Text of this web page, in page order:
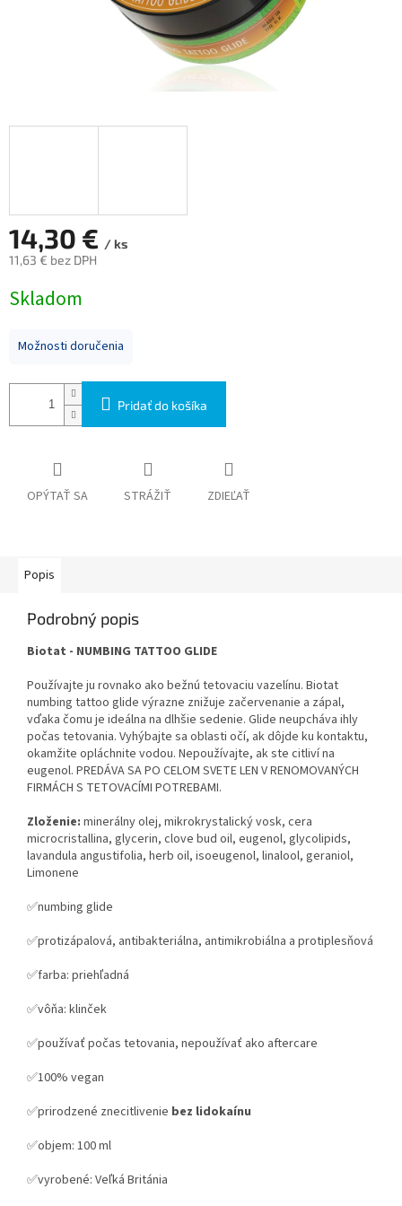
14,30 € / ks
11,63 € bez DPH
cena:
Skladom
Možnosti doručenia
Pridať do košíka
OPÝTAŤ SA STRÁŽIŤ ZDIEĽAŤ
Popis
Podrobný popis
Biotat - NUMBING TATTOO GLIDE
Používajte ju rovnako ako bežnú tetovaciu vazelínu. Biotat
numbing tattoo glide výrazne znižuje začervenanie a zápal,
vďaka čomu je ideálna na dlhšie sedenie. Glide neupcháva ihly
počas tetovania. Vyhýbajte sa oblasti očí, ak dôjde ku kontaktu,
okamžite opláchnite vodou. Nepoužívajte, ak ste citliví na
eugenol. PREDÁVA SA PO CELOM SVETE LEN V RENOMOVANÝCH
FIRMÁCH S TETOVACÍMI POTREBAMI.
Zloženie: minerálny olej, mikrokrystalický vosk, cera
microcristallina, glycerin, clove bud oil, eugenol, glycolipids,
lavandula angustifolia, herb oil, isoeugenol, linalool, geraniol,
Limonene
✅numbing glide
✅protizápalová, antibakteriálna, antimikrobiálna a protiplesňová
✅farba: priehľadná
✅vôňa: klinček
✅používať počas tetovania, nepoužívať ako aftercare
✅100% vegan
✅prirodzené znecitlivenie bez lidokaínu
✅objem: 100 ml
✅vyrobené: Veľká Británia